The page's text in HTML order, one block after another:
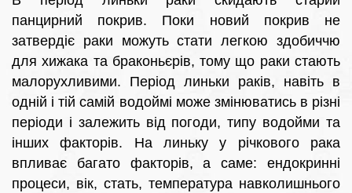
панцирний покрив. Поки новий покрив не
затвердіє раки можуть стати легкою здобиччю
для хижака та браконьєрів, тому що раки стають
малорухливими. Період линьки раків, навіть в
одній і тій самій водоймі може змінюватись в різні
періоди і залежить від погоди, типу водойми та
інших факторів. На линьку у річкового рака
впливає багато факторів, а саме: ендокринні
процеси, вік, стать, температура навколишнього